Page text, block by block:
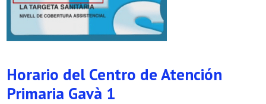
Horario del Centro de Atención
Primaria Gavà 1